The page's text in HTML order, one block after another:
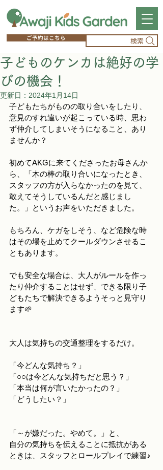
ご予約はこちら 検索
子どものケンカは絶好の学
びの機会！
更新日： 2024年1月14日
子どもたちがものの取り合いをしたり、
意見のすれ違いが起こっている時、思わ
ず仲介してしまいそうになること、あり
ませんか？
初めてAKGに来てくださったお母さんか
ら、「木の棒の取り合いになったとき、
スタッフの方が入らなかったのを見て、
敢えてそうしているんだと感じまし
た。」というお声をいただきました。
もちろん、ケガをしそう、など危険な時
はその場を止めてクールダウンさせるこ
ともあります。
でも安全な場合は、大人がルールを作っ
たり仲介することはせず、できる限り子
どもたちで解決できるようそっと見守り
ます🌱
大人は気持ちの交通整理をするだけ。
「今どんな気持ち？」
「○○は今どんな気持ちだと思う？」
「本当は何が言いたかったの？」
「どうしたい？」
「～が嫌だった。やめて。」と、
自分の気持ちを伝えることに抵抗がある
ときは、スタッフとロールプレイで練習♪